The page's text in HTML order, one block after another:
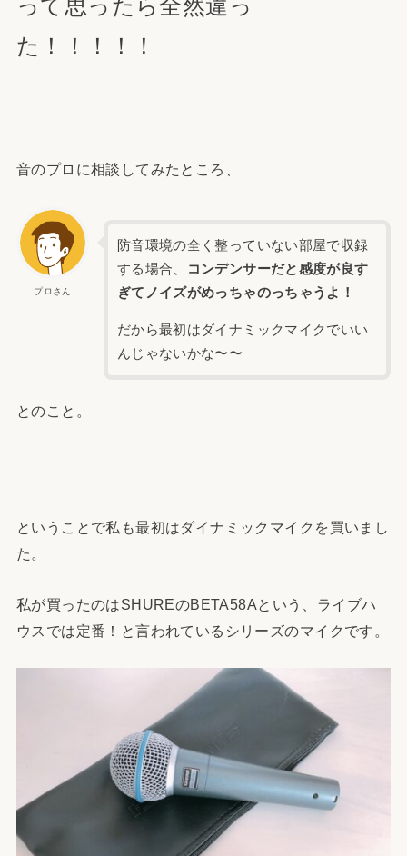
って思ったら全然違っ
た！！！！！
音のプロに相談してみたところ、
プロさん
防音環境の全く整っていない部屋で収録
する場合、
コンデンサーだと感度が良す
ぎてノイズがめっちゃのっちゃうよ！
だから最初はダイナミックマイクでいい
んじゃないかな〜〜
とのこと。
ということで私も最初はダイナミックマイクを買いまし
た。
私が買ったのはSHUREのBETA58Aという、ライブハ
ウスでは定番！と言われているシリーズのマイクです。